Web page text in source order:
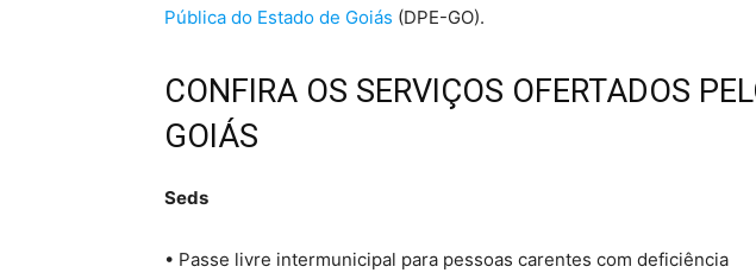
Pública do Estado de Goiás (DPE-GO).
CONFIRA OS SERVIÇOS OFERTADOS
GOIÁS
Seds
• Passe livre intermunicipal para pessoas carentes com deficiência